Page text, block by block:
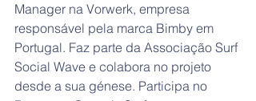
Manager na Vorwerk, empresa
responsável pela marca Bimby em
Portugal. Faz parte da Associação Surf
Social Wave e colabora no projeto
desde a sua génese. Participa no